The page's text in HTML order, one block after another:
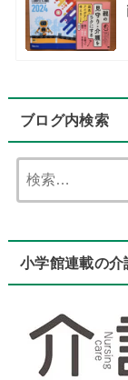
ブログ内検索
小学館連載の